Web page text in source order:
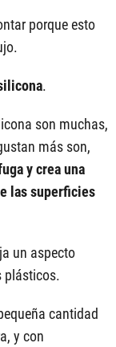
porque esto
.
son muchas,
más son,
y crea una
las superficies
un aspecto
plásticos.
cantidad
y con